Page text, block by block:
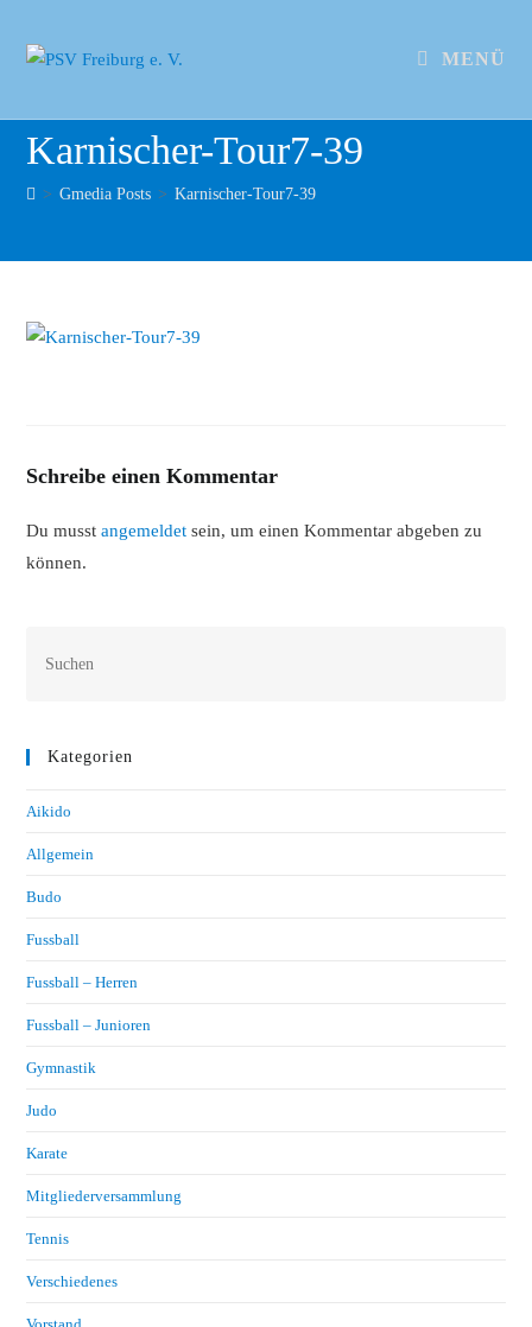
MENÜ
Karnischer-Tour7-39
> Gmedia Posts > Karnischer-Tour7-39
Schreibe einen Kommentar
Du musstangemeldet sein, um einen Kommentar abgeben zu
können.
Kategorien
Aikido
Allgemein
Budo
Fussball
Fussball – Herren
Fussball – Junioren
Gymnastik
Judo
Karate
Mitgliederversammlung
Tennis
Verschiedenes